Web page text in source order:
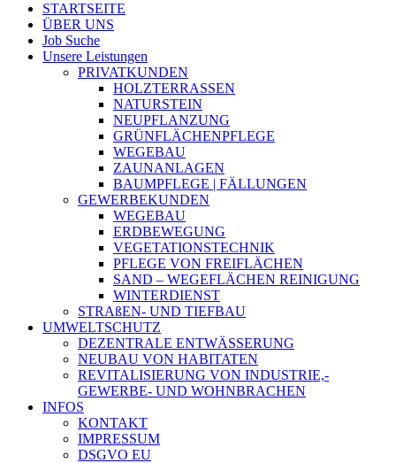
STARTSEITE
ÜBER UNS
Job Suche
Unsere Leistungen
PRIVATKUNDEN
HOLZTERRASSEN
NATURSTEIN
NEUPFLANZUNG
GRÜNFLÄCHENPFLEGE
WEGEBAU
ZAUNANLAGEN
BAUMPFLEGE | FÄLLUNGEN
GEWERBEKUNDEN
WEGEBAU
ERDBEWEGUNG
VEGETATIONSTECHNIK
PFLEGE VON FREIFLÄCHEN
SAND – WEGEFLÄCHEN REINIGUNG
WINTERDIENST
STRAßEN- UND TIEFBAU
UMWELTSCHUTZ
DEZENTRALE ENTWÄSSERUNG
NEUBAU VON HABITATEN
REVITALISIERUNG VON INDUSTRIE,-
GEWERBE- UND WOHNBRACHEN
INFOS
KONTAKT
IMPRESSUM
DSGVO EU